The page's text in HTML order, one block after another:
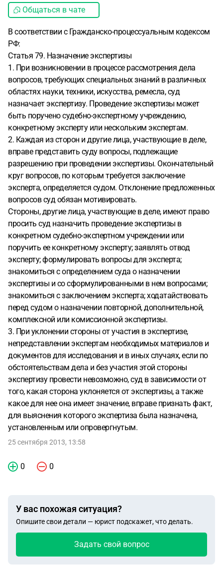
Общаться в чате
В соответствии с Гражданско-процессуальным кодексом
РФ:
Статья 79. Назначение экспертизы
1. При возникновении в процессе рассмотрения дела
вопросов, требующих специальных знаний в различных
областях науки, техники, искусства, ремесла, суд
назначает экспертизу. Проведение экспертизы может
быть поручено судебно-экспертному учреждению,
конкретному эксперту или нескольким экспертам.
2. Каждая из сторон и другие лица, участвующие в деле,
вправе представить суду вопросы, подлежащие
разрешению при проведении экспертизы. Окончательный
круг вопросов, по которым требуется заключение
эксперта, определяется судом. Отклонение предложенных
вопросов суд обязан мотивировать.
Стороны, другие лица, участвующие в деле, имеют право
просить суд назначить проведение экспертизы в
конкретном судебно-экспертном учреждении или
поручить ее конкретному эксперту; заявлять отвод
эксперту; формулировать вопросы для эксперта;
знакомиться с определением суда о назначении
экспертизы и со сформулированными в нем вопросами;
знакомиться с заключением эксперта; ходатайствовать
перед судом о назначении повторной, дополнительной,
комплексной или комиссионной экспертизы.
3. При уклонении стороны от участия в экспертизе,
непредставлении экспертам необходимых материалов и
документов для исследования и в иных случаях, если по
обстоятельствам дела и без участия этой стороны
экспертизу провести невозможно, суд в зависимости от
того, какая сторона уклоняется от экспертизы, а также
какое для нее она имеет значение, вправе признать факт,
для выяснения которого экспертиза была назначена,
установленным или опровергнутым.
25 сентября 2013, 13:58
0 0
У вас похожая ситуация?
Опишите свои детали — юрист подскажет, что делать.
Задать свой вопрос